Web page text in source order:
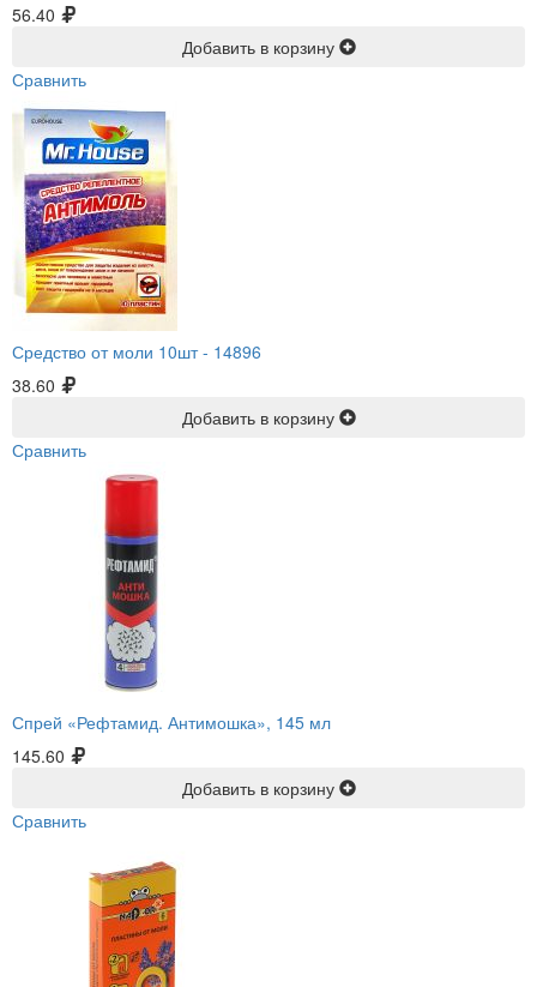
56.40
Добавить в корзину
Сравнить
Средство от моли 10шт - 14896
38.60
Добавить в корзину
Сравнить
Спрей «Рефтамид. Антимошка», 145 мл
145.60
Добавить в корзину
Сравнить